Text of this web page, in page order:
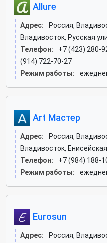
Allure
Адрес:
Россия,
Владивосток, Русская
Телефон:
+7 (423) 280-
(914) 722-70-27
Режим работы:
Art Мастер
Адрес:
Россия,
Владивосток,
Телефон:
+7 (984) 188-
Режим работы:
Eurosun
Адрес:
Россия,